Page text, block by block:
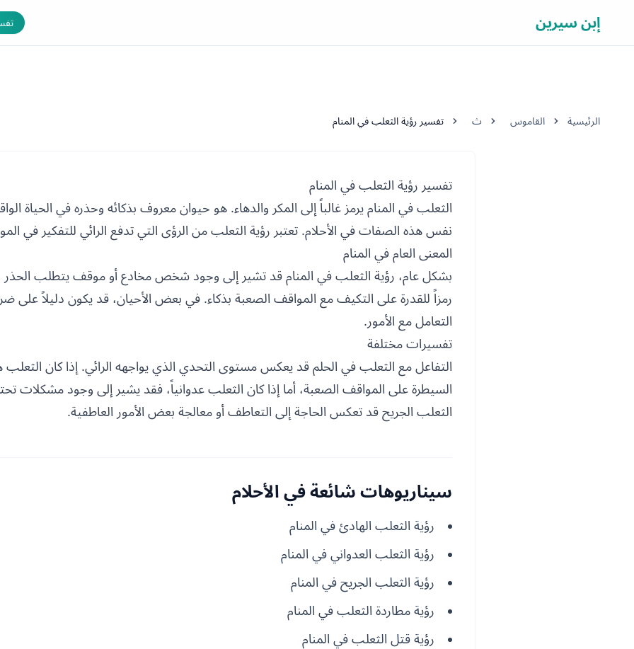
إبن سيرين
الرئيسية القاموس ث تفسير رؤية الثعلب في المنام
تفسير رؤية الثعلب في المنام
الثعلب في المنام يرمز غالباً إلى المكر والدهاء. هو حيوان معروف بذكائه وحذره في الحياة
نفس هذه الصفات في الأحلام. تعتبر رؤية الثعلب من الرؤى التي تدفع الرائي للتفكير في
المعنى العام في المنام
بشكل عام، رؤية الثعلب في المنام قد تشير إلى وجود شخص مخادع أو موقف يتطلب الحذر
رمزاً للقدرة على التكيف مع المواقف الصعبة بذكاء. في بعض الأحيان، قد يكون دليلاً على
التعامل مع الأمور.
تفسيرات مختلفة
التفاعل مع الثعلب في الحلم قد يعكس مستوى التحدي الذي يواجهه الرائي. إذا كان الثعلب
السيطرة على المواقف الصعبة، أما إذا كان الثعلب عدوانياً، فقد يشير إلى وجود مشكلات
الثعلب الجريح قد تعكس الحاجة إلى التعاطف أو معالجة بعض الأمور العاطفية.
سيناريوهات شائعة في الأحلام
رؤية الثعلب الهادئ في المنام
رؤية الثعلب العدواني في المنام
رؤية الثعلب الجريح في المنام
رؤية مطاردة الثعلب في المنام
رؤية قتل الثعلب في المنام